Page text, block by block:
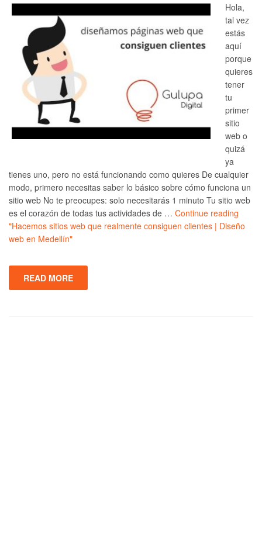
Hola,
tal vez
estás
aquí
porque
quieres
tener
tu
primer
sitio
web o
quizá
ya
tienes uno, pero no está funcionando como quieres De cualquier
modo, primero necesitas saber lo básico sobre cómo funciona un
sitio web No te preocupes: solo necesitarás 1 minuto Tu sitio web
es el corazón de todas tus actividades de … Continue reading
"Hacemos sitios web que realmente consiguen clientes | Diseño
web en Medellín"
READ MORE